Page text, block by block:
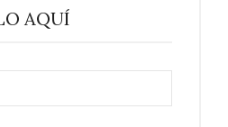
AQUÍ